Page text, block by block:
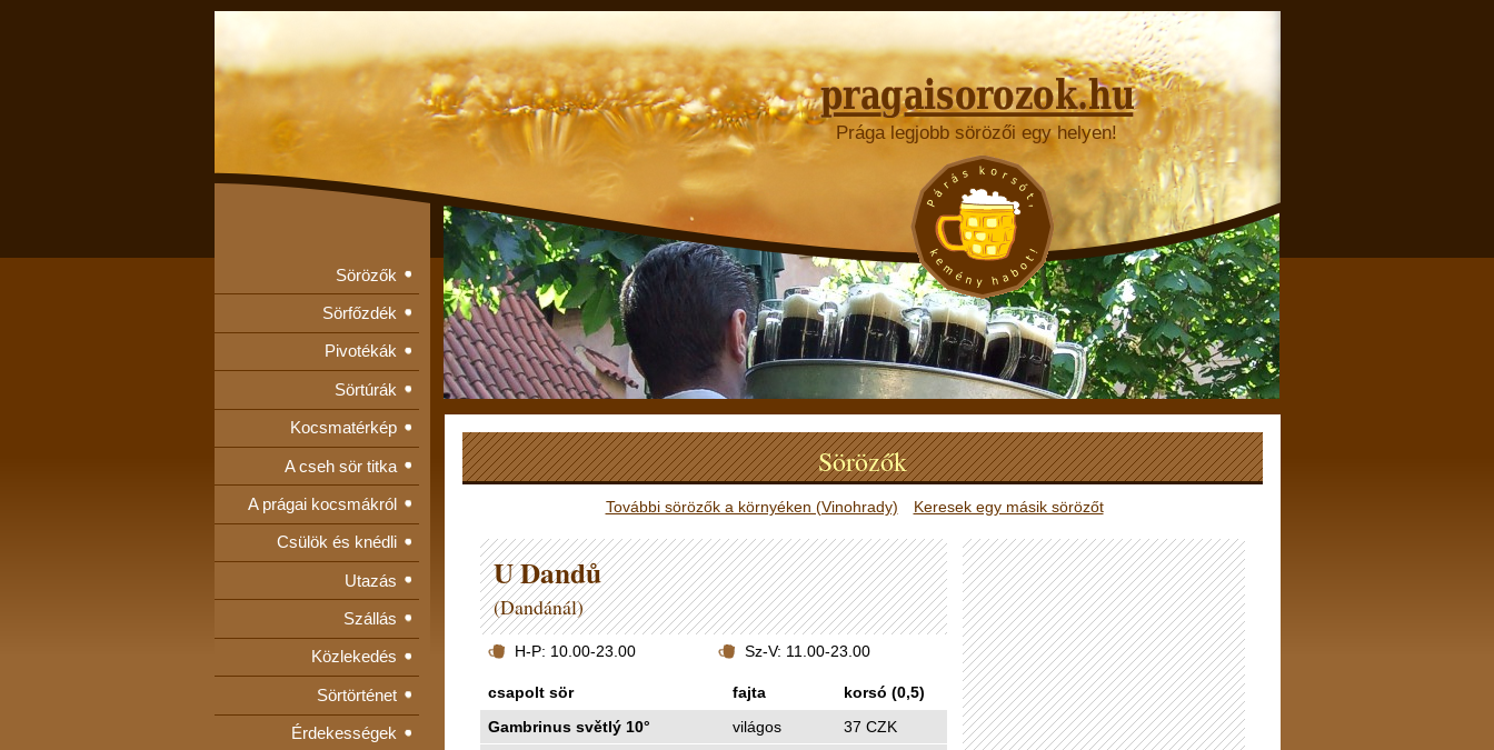
Prága legjobb sörözői egy helyen!
Sörözők
Sörfőzdék
Pivotékák
Sörtúrák
Kocsmatérkép
A cseh sör titka
A prágai kocsmákról
Csülök és knédli
Utazás
Szállás
Közlekedés
Sörtörténet
Érdekességek
Sörözők
További sörözők a környéken (Vinohrady) Keresek egy másik sörözőt
U Dandů
(Dandánál)
H-P: 10.00-23.00 Sz-V: 11.00-23.00
csapolt sör fajta korsó (0,5)
Gambrinus světlý 10° világos
37 CZK